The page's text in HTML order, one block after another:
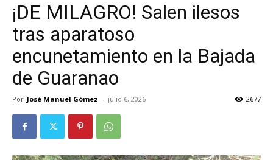
¡DE MILAGRO! Salen ilesos
tras aparatoso
encunetamiento en la Bajada
de Guaranao
Por José Manuel Gómez - julio 6, 2026 2677